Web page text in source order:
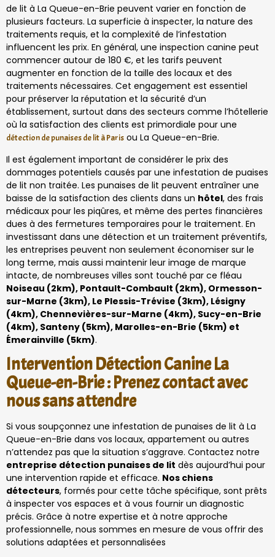
de lit à La Queue-en-Brie peuvent varier en fonction de
plusieurs facteurs. La superficie à inspecter, la nature des
traitements requis, et la complexité de l’infestation
influencent les prix. En général, une inspection canine peut
commencer autour de 180 €, et les tarifs peuvent
augmenter en fonction de la taille des locaux et des
traitements nécessaires. Cet engagement est essentiel
pour préserver la réputation et la sécurité d’un
établissement, surtout dans des secteurs comme l’hôtellerie
où la satisfaction des clients est primordiale pour une
détection de punaises de lit à Paris ou La Queue-en-Brie.
Il est également important de considérer le prix des
dommages potentiels causés par une infestation de puaises
de lit non traitée. Les punaises de lit peuvent entraîner une
baisse de la satisfaction des clients dans un hôtel, des frais
médicaux pour les piqûres, et même des pertes financières
dues à des fermetures temporaires pour le traitement. En
investissant dans une détection et un traitement préventifs,
les entreprises peuvent non seulement économiser sur le
long terme, mais aussi maintenir leur image de marque
intacte, de nombreuses villes sont touché par ce fléau
Noiseau (2km), Pontault-Combault (2km), Ormesson-
sur-Marne (3km), Le Plessis-Trévise (3km), Lésigny
(4km), Chennevières-sur-Marne (4km), Sucy-en-Brie
(4km), Santeny (5km), Marolles-en-Brie (5km) et
Émerainville (5km).
Intervention Détection Canine La
Queue-en-Brie : Prenez contact avec
nous sans attendre
Si vous soupçonnez une infestation de punaises de lit à La
Queue-en-Brie dans vos locaux, appartement ou autres
n’attendez pas que la situation s’aggrave. Contactez notre
entreprise détection punaises de lit dès aujourd’hui pour
une intervention rapide et efficace. Nos chiens
détecteurs, formés pour cette tâche spécifique, sont prêts
à inspecter vos espaces et à vous fournir un diagnostic
précis. Grâce à notre expertise et à notre approche
professionnelle, nous sommes en mesure de vous offrir des
solutions adaptées et personnalisées